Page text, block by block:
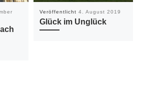
Veröffentlicht 4. August 2019
Glück im Unglück